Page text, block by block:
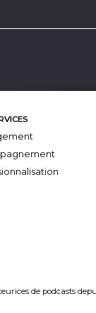
de podcasts